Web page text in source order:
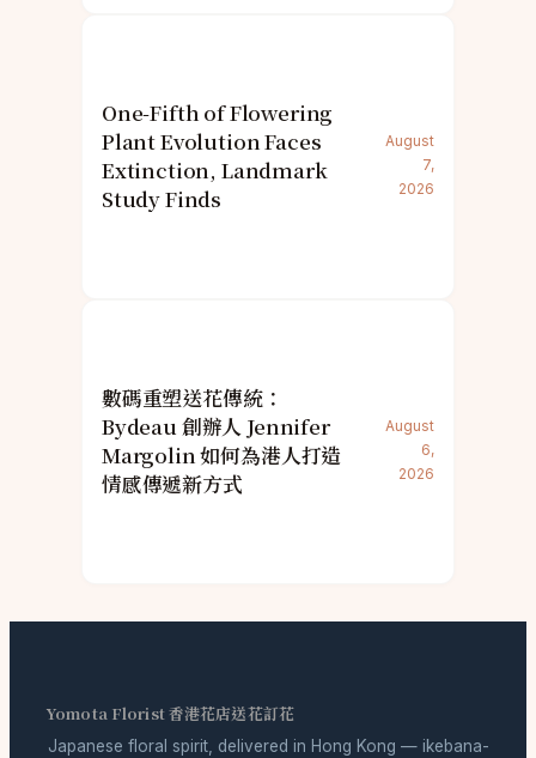
One-Fifth of Flowering
Plant Evolution Faces
Extinction, Landmark
Study Finds
August
7,
2026
數碼重塑送花傳統：
Bydeau 創辦人 Jennifer
Margolin 如何為港人打造
情感傳遞新方式
August
6,
2026
Yomota Florist 香港花店送花訂花
Japanese floral spirit, delivered in Hong Kong — ikebana-